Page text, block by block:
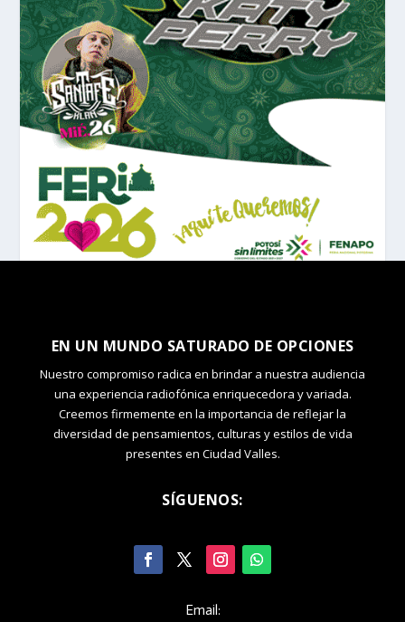
EN UN MUNDO SATURADO DE OPCIONES
Nuestro compromiso radica en brindar a nuestra audiencia
una experiencia radiofónica enriquecedora y variada.
Creemos firmemente en la importancia de reflejar la
diversidad de pensamientos, culturas y estilos de vida
presentes en Ciudad Valles.
SÍGUENOS:
Email: